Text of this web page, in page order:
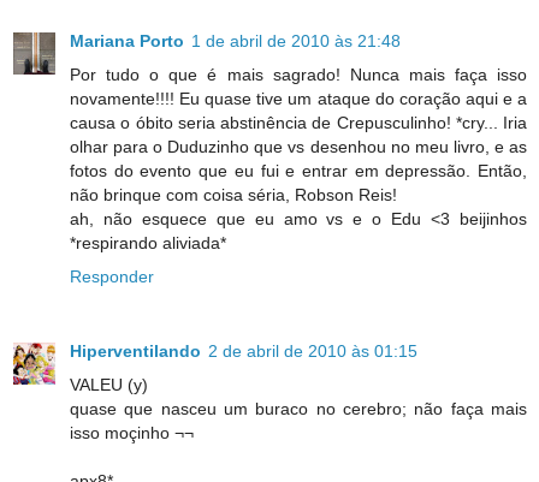
Mariana Porto 1 de abril de 2010 às 21:48
Por tudo o que é mais sagrado! Nunca mais faça isso
novamente!!!! Eu quase tive um ataque do coração aqui e a
causa o óbito seria abstinência de Crepusculinho! *cry... Iria
olhar para o Duduzinho que vs desenhou no meu livro, e as
fotos do evento que eu fui e entrar em depressão. Então,
não brinque com coisa séria, Robson Reis!
ah, não esquece que eu amo vs e o Edu <3 beijinhos
*respirando aliviada*
Responder
Hiperventilando 2 de abril de 2010 às 01:15
VALEU (y)
quase que nasceu um buraco no cerebro; não faça mais
isso moçinho ¬¬